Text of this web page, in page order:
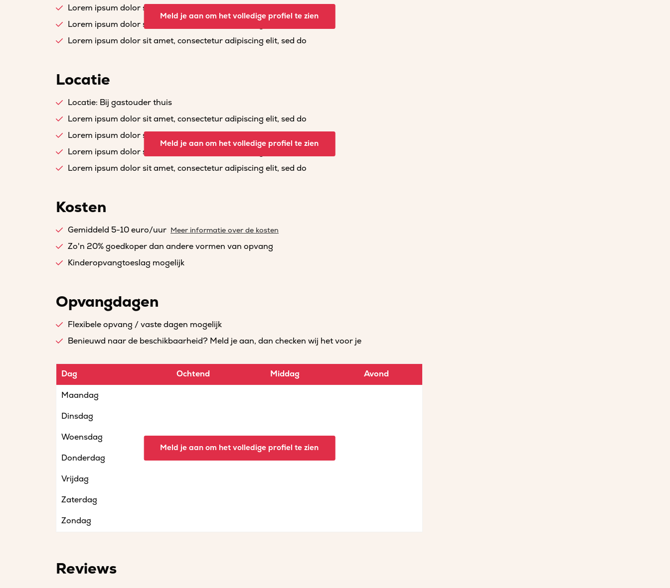
Lorem ipsum dolor sit amet, consectetur adipiscing elit, sed do
Lorem ipsum dolor sit amet, consectetur adipiscing elit, sed do
Lorem ipsum dolor sit amet, consectetur adipiscing elit, sed do
Meld je aan om het volledige profiel te zien
Locatie
Locatie: Bij gastouder thuis
Lorem ipsum dolor sit amet, consectetur adipiscing elit, sed do
Lorem ipsum dolor sit amet, consectetur adipiscing elit, sed do
Lorem ipsum dolor sit amet, consectetur adipiscing elit, sed do
Lorem ipsum dolor sit amet, consectetur adipiscing elit, sed do
Meld je aan om het volledige profiel te zien
Kosten
Gemiddeld 5-10 euro/uur Meer informatie over de kosten
Zo'n 20% goedkoper dan andere vormen van opvang
Kinderopvangtoeslag mogelijk
Opvangdagen
Flexibele opvang / vaste dagen mogelijk
Benieuwd naar de beschikbaarheid? Meld je aan, dan checken wij het voor je
Dag Ochtend Middag Avond
Maandag
Dinsdag
Woensdag
Donderdag
Vrijdag
Zaterdag
Zondag
Meld je aan om het volledige profiel te zien
Reviews